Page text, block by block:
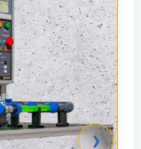
❯